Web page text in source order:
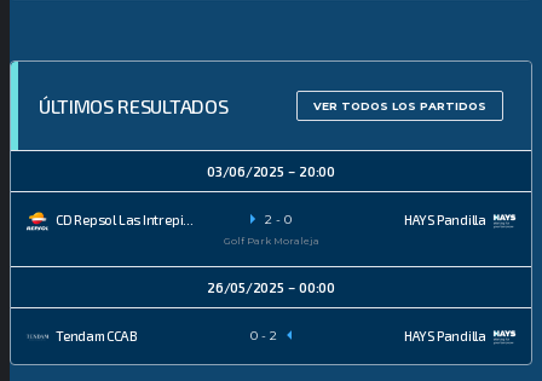
ÚLTIMOS RESULTADOS VER TODOS LOS PARTIDOS
03/06/2025 20:00
HAYS Pandilla
2 - 0
Golf Park Moraleja
26/05/2025 00:00
Tendam CCAB HAYS Pandilla
0 - 2